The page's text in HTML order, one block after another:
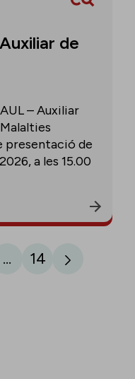
de
– Auxiliar
presentació de
a les 15.00
... 14